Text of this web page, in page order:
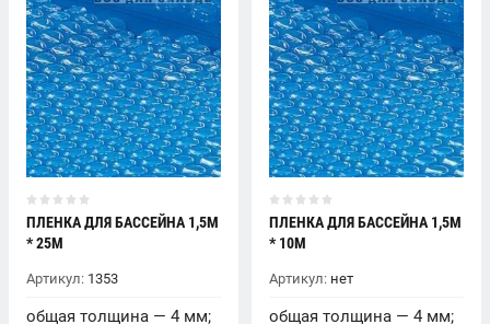
ПЛЕНКА ДЛЯ БАССЕЙНА 1,5М
* 25М
Артикул: 1353
общая толщина — 4 мм;
ПЛЕНКА ДЛЯ БАССЕЙНА 1,5М
* 10М
Артикул:нет
общая толщина — 4 мм;